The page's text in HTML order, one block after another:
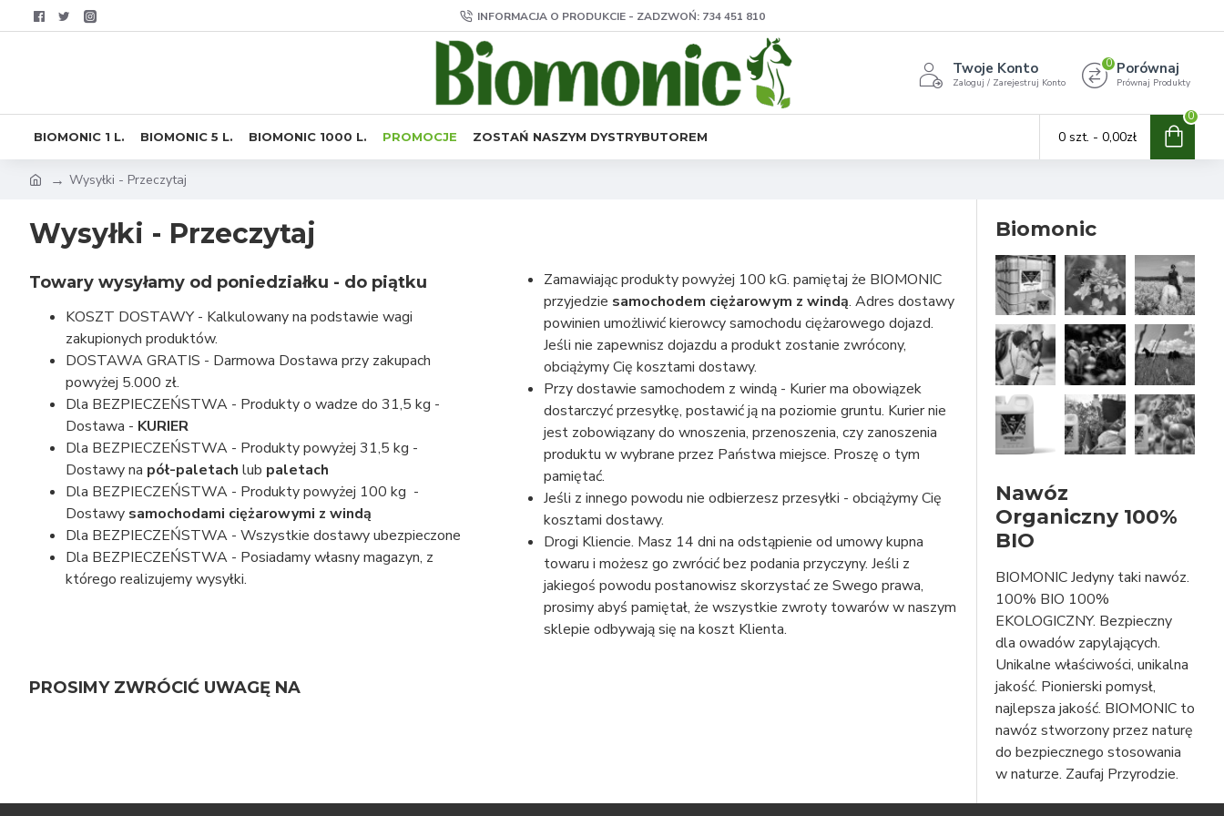
INFORMACJA O PRODUKCIE - ZADZWOŃ: 734 451 810
Twoje Konto
Zaloguj / Zarejestruj Konto
Porównaj
Prównaj Produkty
0
BIOMONIC 1 L. BIOMONIC 5 L. BIOMONIC 1000 L. PROMOCJE ZOSTAŃ NASZYM DYSTRYBUTOREM 0 szt. - 0,00zł
0
Wysyłki - Przeczytaj
Wysyłki - Przeczytaj
Towary wysyłamy od poniedziałku - do piątku
KOSZT DOSTAWY - Kalkulowany na podstawie wagi
zakupionych produktów.
DOSTAWA GRATIS - Darmowa Dostawa przy zakupach
powyżej 5.000 zł.
Dla BEZPIECZEŃSTWA - Produkty o wadze do 31,5 kg -
Dostawa - KURIER
Dla BEZPIECZEŃSTWA - Produkty powyżej 31,5 kg -
Dostawy na pół-paletach lub paletach
Dla BEZPIECZEŃSTWA - Produkty powyżej 100 kg -
Dostawy samochodami ciężarowymi z windą
Dla BEZPIECZEŃSTWA - Wszystkie dostawy ubezpieczone
Dla BEZPIECZEŃSTWA - Posiadamy własny magazyn, z
którego realizujemy wysyłki.
PROSIMY ZWRÓCIĆ UWAGĘ NA
Zamawiając produkty powyżej 100 kG. pamiętaj że BIOMONIC
przyjedzie samochodem ciężarowym z windą. Adres dostawy
powinien umożliwić kierowcy samochodu ciężarowego dojazd.
Jeśli nie zapewnisz dojazdu a produkt zostanie zwrócony,
obciążymy Cię kosztami dostawy.
Przy dostawie samochodem z windą - Kurier ma obowiązek
dostarczyć przesyłkę, postawić ją na poziomie gruntu. Kurier nie
jest zobowiązany do wnoszenia, przenoszenia, czy zanoszenia
produktu w wybrane przez Państwa miejsce. Proszę o tym
pamiętać.
Jeśli z innego powodu nie odbierzesz przesyłki - obciążymy Cię
kosztami dostawy.
Drogi Kliencie. Masz 14 dni na odstąpienie od umowy kupna
towaru i możesz go zwrócić bez podania przyczyny. Jeśli z
jakiegoś powodu postanowisz skorzystać ze Swego prawa,
prosimy abyś pamiętał, że wszystkie zwroty towarów w naszym
sklepie odbywają się na koszt Klienta.
Biomonic
Nawóz
Organiczny 100%
BIO
BIOMONIC Jedyny taki nawóz.
100% BIO 100%
EKOLOGICZNY. Bezpieczny
dla owadów zapylających.
Unikalne właściwości, unikalna
jakość. Pionierski pomysł,
najlepsza jakość. BIOMONIC to
nawóz stworzony przez naturę
do bezpiecznego stosowania
w naturze. Zaufaj Przyrodzie.